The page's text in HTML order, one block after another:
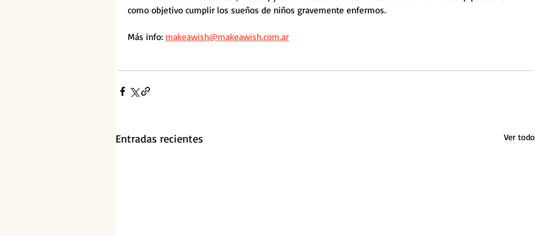
como objetivo cumplir los sueños de niños gravemente enfermos.
Más info: makeawish@makeawish.com.ar
Entradas recientes Ver todo